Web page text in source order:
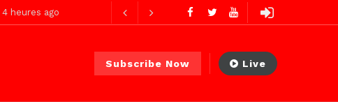
Subscribe Now Live